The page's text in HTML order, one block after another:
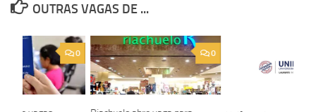
OUTRAS VAGAS DE ...
0
0